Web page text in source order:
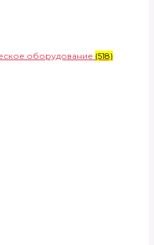
оборудование (518)